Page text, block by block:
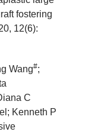
fostering
12(6):
Wang#;
C
Kenneth P